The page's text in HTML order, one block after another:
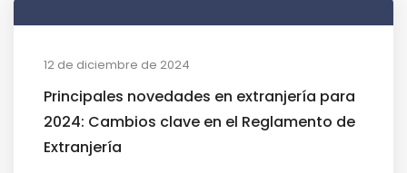
12 de diciembre de 2024
Principales novedades en extranjería para
2024: Cambios clave en el Reglamento de
Extranjería